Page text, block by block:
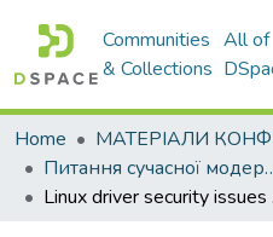
Communities
& Collections
All of
Home
Питання сучасної
Linux